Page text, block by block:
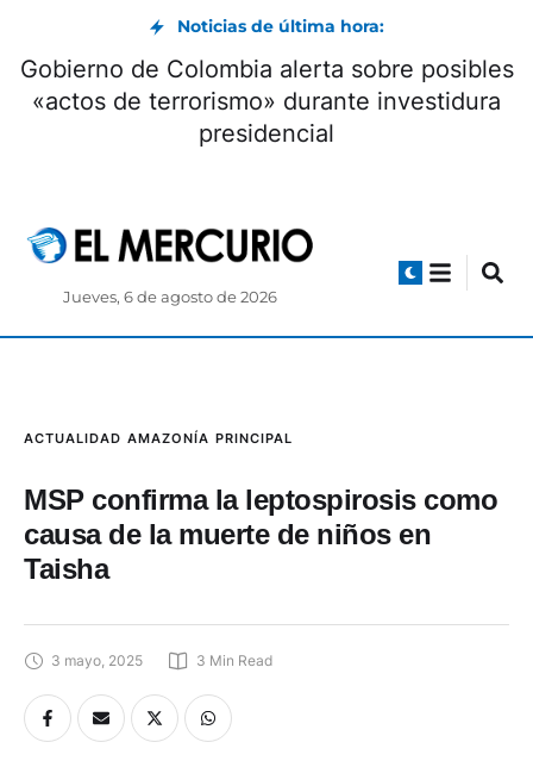
Noticias de última hora:
Monseñor Marcos Pérez cumple una década
como arzobispo de Cuenca
Jueves, 6 de agosto de 2026
causa de la muerte de niños en
Taisha
3 mayo, 2025 3 Min Read